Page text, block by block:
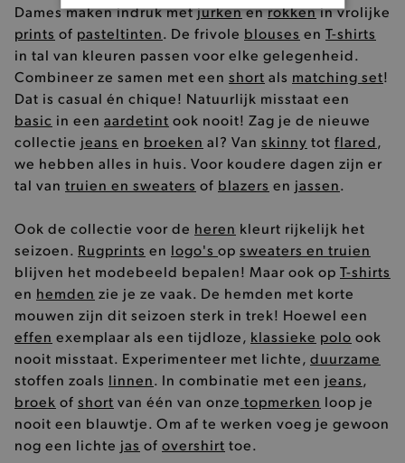
Dames maken indruk metjurkenenrokkenin vrolijke
prints of pasteltinten. De frivole blouses en T-shirts
in tal van kleuren passen voor elke gelegenheid.
Combineer ze samen met een short als matching set!
Dat is casual én chique! Natuurlijk misstaat een
basic in een aardetint ook nooit! Zag je de nieuwe
collectie jeans en broeken al? Van skinny tot flared,
we hebben alles in huis. Voor koudere dagen zijn er
tal van truien en sweaters of blazers en jassen.
Ook de collectie voor de heren kleurt rijkelijk het
seizoen. Rugprints en logo's op sweaters en truien
blijven het modebeeld bepalen! Maar ook op T-shirts
en hemden zie je ze vaak. De hemden met korte
mouwen zijn dit seizoen sterk in trek! Hoewel een
effen exemplaar als een tijdloze, klassieke polo ook
nooit misstaat. Experimenteer met lichte, duurzame
stoffen zoals linnen. In combinatie met een jeans,
broek of short van één van onze topmerken loop je
nooit een blauwtje. Om af te werken voeg je gewoon
nog een lichte jas of overshirt toe.
BASIS COOKIES
ANALYTISCHE
TARGETING
FUNCTIONALITEIT
Basis cookies Analytische
Targeting
Functionaliteit
De strikt noodzakelijke cookies verbeteren jouw
smulervaring op de site en zorgen ervoor dat de
site op een correcte manier wordt verorberd. De
analytische en functionele cookies vullen hun
buikjes algemene bezoekersinformatie, maar
niet jouw identiteit.
Naam
Provider/Domein
product-added-modal
.brooklyn.be